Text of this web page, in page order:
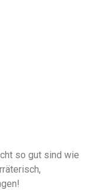
so gut sind wie